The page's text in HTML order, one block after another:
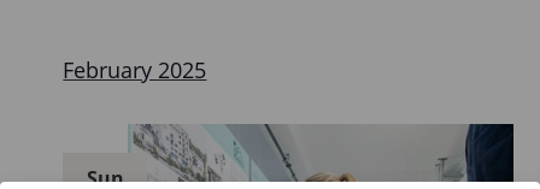
February 2025
Sun